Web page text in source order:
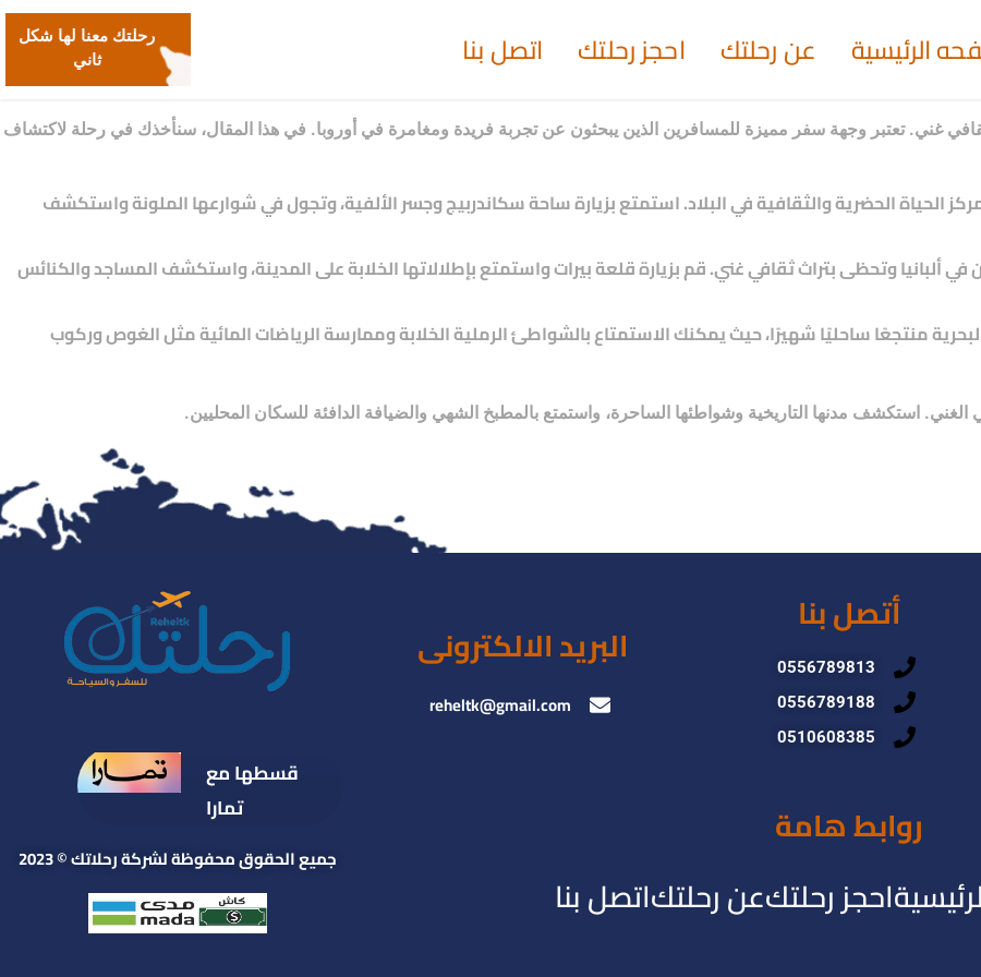
الرئيسية عن رحلتك احجز رحلتك اتصل بنا
رحلتك معنا لها شكل
ثاني
ثقافي غني. تعتبر وجهة سفر مميزة للمسافرين الذين يبحثون عن تجربة فريدة ومغامرة في أوروبا. في هذا المقال، سنأخذك في رحلة لاكتشاف
الحياة الحضرية والثقافية في البلاد. استمتع بزيارة ساحة سكاندربيج وجسر الألفية، وتجول في شوارعها الملونة واستكشف
في ألبانيا وتحظى بتراث ثقافي غني. قم بزيارة قلعة بيرات واستمتع بإطلالاتها الخلابة على المدينة، واستكشف المساجد والكنائس
البحرية منتجعًا ساحليًا شهيرًا، حيث يمكنك الاستمتاع بالشواطئ الرملية الخلابة وممارسة الرياضات المائية مثل الغوص وركوب
استكشف مدنها التاريخية وشواطئها الساحرة، واستمتع بالمطبخ الشهي والضيافة الدافئة للسكان المحليين.
أتصل بنا
0556789813
0556789188
0510608385
روابط هامة
احجز رحلتكعن رحلتكاتصل بنا
البريد الالكترونى
reheltk@gmail.com
قسطها مع
تمارا
جميع الحقوق محفوظة لشركة رحلاتك © 2023